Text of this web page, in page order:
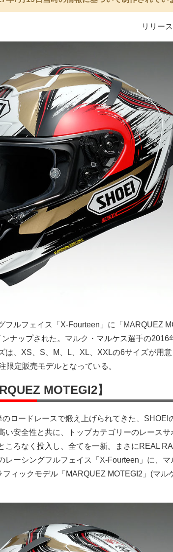
リリー
フルフェイス「X-Fourteen」に「MARQUEZ
ナップされた。マルク・マルケス選手の2016
は、XS、S、M、L、XL、XXLの6サイズが用
限定販売モデルとなっている。
MOTEGI2】
ロードレースで鍛え上げられてきた、SHOEI
い安全性と共に、トップカテゴリーのレース
ころなく投入し、全てを一新。まさにREAL
レーシングフルフェイス「X-Fourteen」に、
ィックモデル「MARQUEZ MOTEGI2」(マル